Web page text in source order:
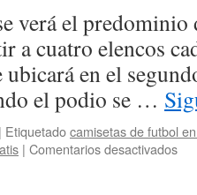
verá el predominio
a cuatro elencos
ubicará en el
el podio se …
| Etiquetadocamisetas de futbol
| Comentarios desactivadosen